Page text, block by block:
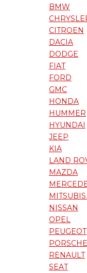
BMW
CITROEN
DACIA
DODGE
FIAT
FORD
GMC
HONDA
HUMMER
HYUNDAI
JEEP
KIA
LAND
MAZDA
NISSAN
OPEL
PEUGEOT
PORSCHE
RENAULT
SEAT